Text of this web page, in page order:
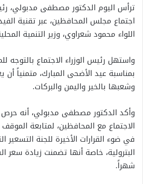
ترأس اليوم الدكتور مصطفى مدبولي،
اجتماع مجلس المحافظين، عبر تقنية
اللواء محمود شعراوي، وزير التنمية
واستهل رئيس الوزراء الاجتماع بالتوجه
بمناسبة عيد الأضحى المبارك، متمنياً
وشعبها بالخير واليمن والبركات.
وأكد الدكتور مصطفى مدبولي، أنه
الاجتماع مع المحافظين، لمتابعة
في ضوء القرارات الأخيرة للجنة التسعير
شهراً.